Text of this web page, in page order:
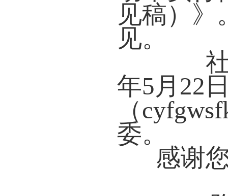
见稿）》
见。
社
年5月22
（
委。
感谢